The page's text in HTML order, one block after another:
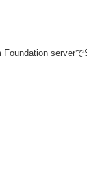
Foundation server